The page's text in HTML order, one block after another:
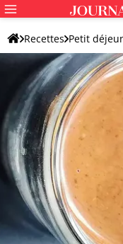
Recettes Petit
Confiture et pâte à